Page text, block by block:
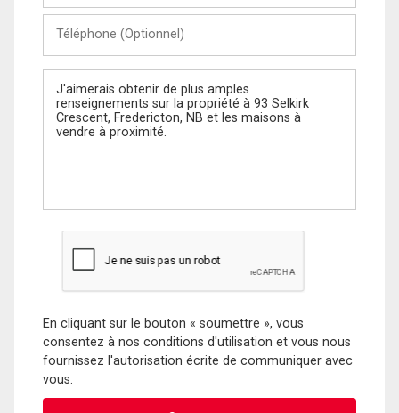
(Optionnel)
Message
En cliquant sur le bouton « soumettre », vous
consentez à nos conditions d'utilisation et vous nous
fournissez l'autorisation écrite de communiquer avec
vous.